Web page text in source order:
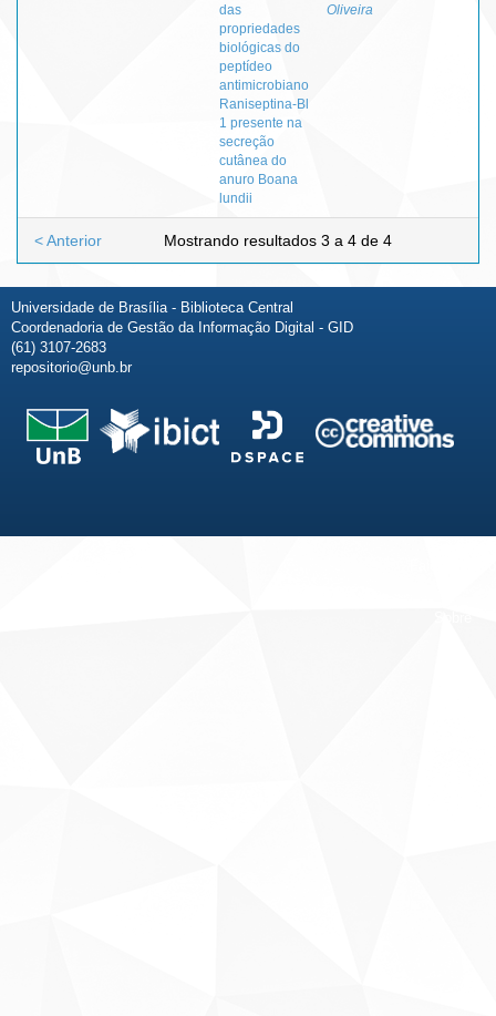
das
propriedades
biológicas do
peptídeo
antimicrobiano
Raniseptina-Bl
1 presente na
secreção
cutânea do
anuro Boana
lundii
Oliveira
Mostrando resultados 3 a 4 de 4
< Anterior
Universidade de Brasília - Biblioteca Central
Coordenadoria de Gestão da Informação Digital - GID
(61) 3107-2683
repositorio@unb.br